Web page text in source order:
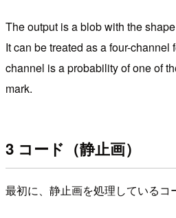
The output is a blob with the
It can be treated as a four-channel
channel is a probability of one of
mark.
3 コード（静止画）
最初に、静止画を処理しているコ